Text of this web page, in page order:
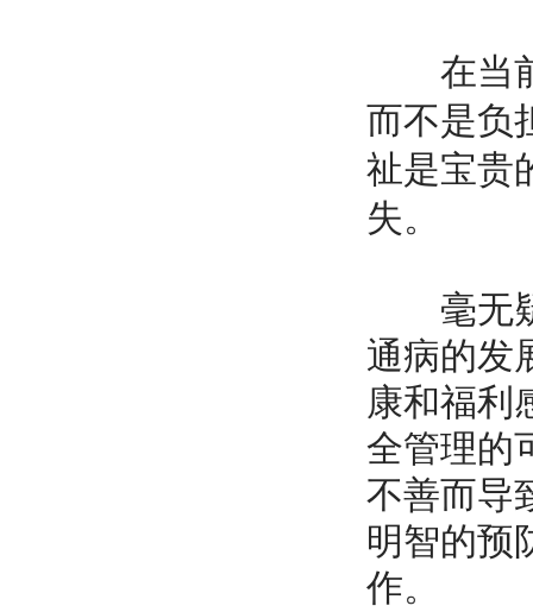
在当前
而不是负
祉是宝贵
失。
毫无疑
通病的发
康和福利
全管理的
不善而导
明智的预
作。